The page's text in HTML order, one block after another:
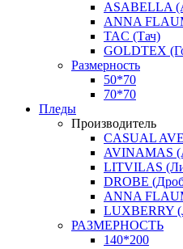
ASABELLA
ANNA
TAC (Тач)
GOLDTEX
Размерность
50*70
70*70
Пледы
Производитель
CASUAL
AVINAMAS
LITVILAS
DROBE
ANNA
LUXBERRY
РАЗМЕРНОСТЬ
140*200